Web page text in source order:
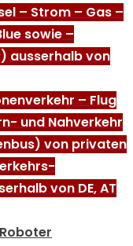
– Strom – Gas –
sowie –
ausserhalb von
– Flug
und Nahverkehr
von privaten
von DE, AT